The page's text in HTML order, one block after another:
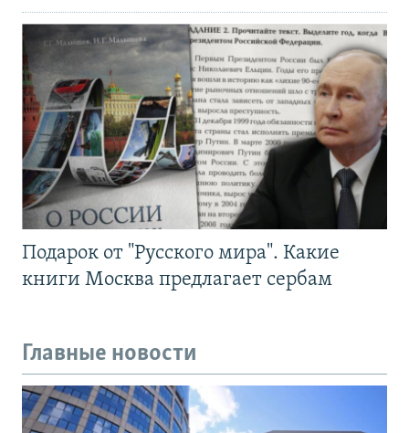
Подарок от "Русского мира". Какие
книги Москва предлагает сербам
Главные новости